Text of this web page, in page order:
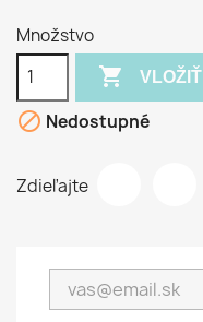
Množstvo

 Nedostupné
Zdieľajte